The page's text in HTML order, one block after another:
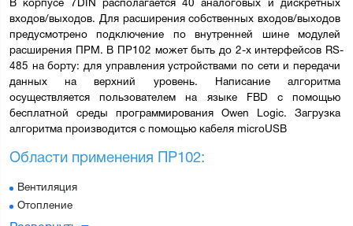
В корпусе 7DIN располагается 40 аналоговых и дискретных
входов/выходов. Для расширения собственных входов/выходов
предусмотрено подключение по внутренней шине модулей
расширения ПРМ . В ПР102 может быть до 2-х интерфейсов RS-
485 на борту: для управления устройствами по сети и передачи
данных на верхний уровень. Написание алгоритма
осуществляется пользователем на языке FBD с помощью
бесплатной среды программирования Owen Logic. Загрузка
алгоритма производится с помощью кабеля microUSB
Области применения ПР102:
Вентиляция
Отопление
ГВС